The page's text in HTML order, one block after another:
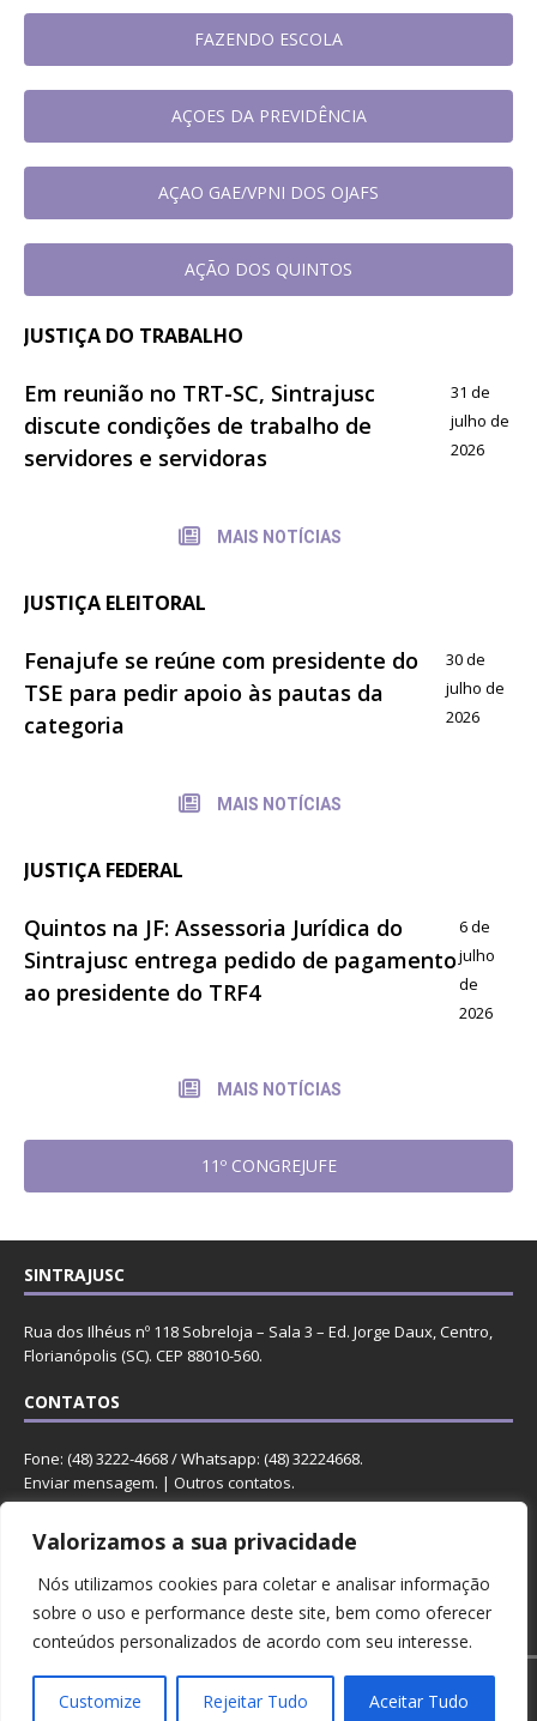
Valorizamos a sua privacidade
Nós utilizamos cookies para coletar e analisar informação
sobre o uso e performance deste site, bem como oferecer
conteúdos personalizados de acordo com seu interesse.
Customize Rejeitar Tudo Aceitar Tudo
FAZENDO ESCOLA
AÇOES DA PREVIDÊNCIA
AÇAO GAE/VPNI DOS OJAFS
AÇÃO DOS QUINTOS
JUSTIÇA DO TRABALHO
Em reunião no TRT-SC, Sintrajusc
discute condições de trabalho de
servidores e servidoras
31 de
julho de
2026
MAIS NOTÍCIAS
JUSTIÇA ELEITORAL
Fenajufe se reúne com presidente do
TSE para pedir apoio às pautas da
categoria
30 de
julho de
2026
MAIS NOTÍCIAS
JUSTIÇA FEDERAL
Quintos na JF: Assessoria Jurídica do
Sintrajusc entrega pedido de pagamento
ao presidente do TRF4
6 de
julho
de
2026
MAIS NOTÍCIAS
11º CONGREJUFE
SINTRAJUSC
Rua dos Ilhéus nº 118 Sobreloja – Sala 3 – Ed. Jorge Daux, Centro,
Florianópolis (SC). CEP 88010-560.
CONTATOS
Fone: (48) 3222-4668 / Whatsapp: (48) 32224668.
Enviar mensagem. | Outros contatos.
REDES
Copyright © 2023 Sintrajusc.